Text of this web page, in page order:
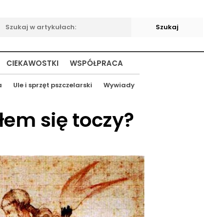
Ule i sprzęt pszczelarski Wywiady
CIEKAWOSTKI WSPÓŁPRACA
się toczy?